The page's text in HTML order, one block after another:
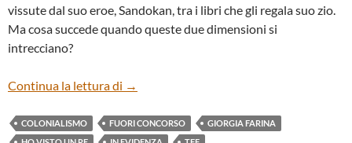
vissute dal suo eroe, Sandokan, tra i libri che gli regala suo zio.
Ma cosa succede quando queste due dimensioni si
intrecciano?
Continua la lettura di “HO VISTO UN RE” DI GIORGIA FARINA
→
COLONIALISMO FUORI CONCORSO
GIORGIA FARINA